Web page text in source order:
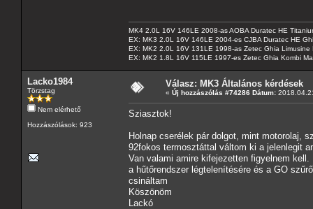
MK4 2.0L 16V 146LE 2008-as AOBA Duratec HE
EX: MK3 2.0L 16V 146LE 2004-es CJBA Duratec HE
EX: MK2 2.0L 16V 131LE 1998-as Zetec Ghia Limusine
EX: MK2 1.8L 16V 115LE 1997-es Zetec Ghia Kombi
Lacko1984
Törzstag
Nem elérhető
Hozzászólások: 923
Válasz: MK3 Általános kérdések
« Új hozzászólás #74286 Dátum:
Sziasztok!
Holnap cserélek pár dolgot, mint motorolaj,
92fokos termosztáttal váltom ki a jelenlegit
Van valami amire kifejezetten figyelnem kell.
a hűtőrendszer légtelenítésére és a GO
csináltam
Köszönöm
Lackó